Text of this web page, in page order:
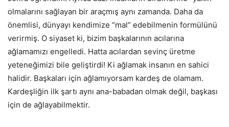
olmalarını sağlayan bir araçmış aynı zamanda. Daha da
önemlisi, dünyayı kendimize “mal” edebilmenin formülünü
verirmiş. O siyaset ki, bizim başkalarının acılarına
ağlamamızı engelledi. Hatta acılardan sevinç üretme
yeteneğimizi bile geliştirdi! Ki ağlamak insanın en sahici
halidir. Başkaları için ağlamıyorsam kardeş de olamam.
Kardeşliğin ilk şartı aynı ana-babadan olmak değil, başkası
için de ağlayabilmektir.